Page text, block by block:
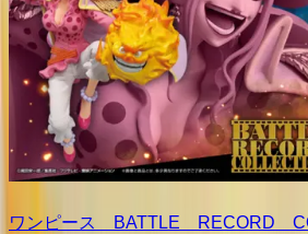
ワンピース BATTLE RECORD